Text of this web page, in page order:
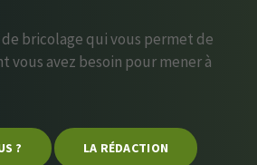
bricolage qui vous permet de
vous avez besoin pour mener à
? LA RÉDACTION